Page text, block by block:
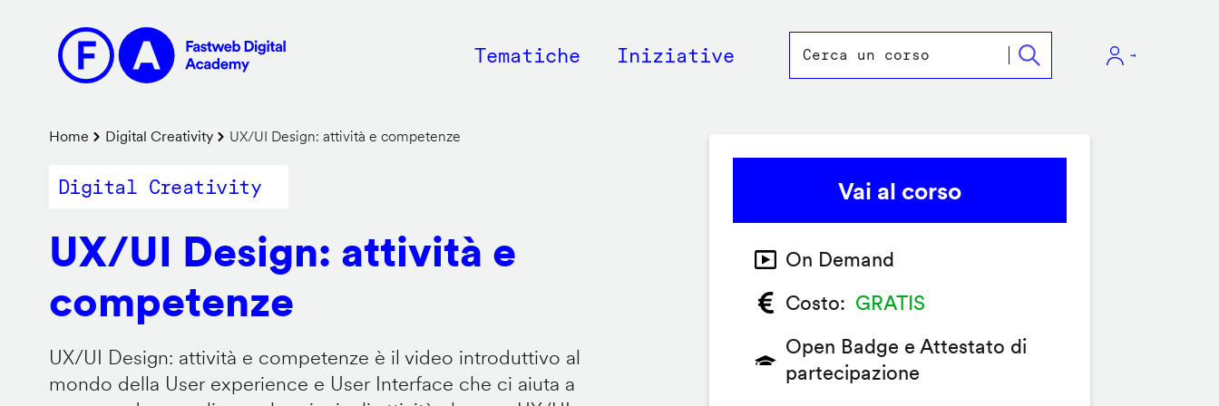
contenuto
principale
Main
Tematiche Iniziative
Briciole
di
Home Digital Creativity UX/UI Design: attività e competenze
Digital Creativity
UX/UI Design: attività e
competenze
UX/UI Design: attività e competenze è il video introduttivo al
mondo della User experience e User Interface che ci aiuta a
Vai al corso
On Demand
Costo
GRATIS
Open Badge e Attestato di
partecipazione